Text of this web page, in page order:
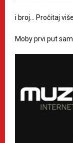
i broj… Pročitaj
Moby prvi put